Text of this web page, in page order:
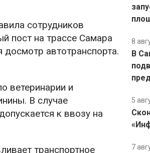
сотрудников
пост на трассе Самара
автотранспорта.
ветеринарии и
В случае
к ввозу на
транспортное
8
В
5
7